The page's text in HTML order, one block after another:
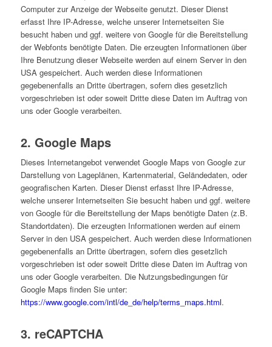
Computer zur Anzeige der Webseite genutzt. Dieser Dienst
erfasst Ihre IP-Adresse, welche unserer Internetseiten Sie
besucht haben und ggf. weitere von Google für die Bereitstellung
der Webfonts benötigte Daten. Die erzeugten Informationen über
Ihre Benutzung dieser Webseite werden auf einem Server in den
USA gespeichert. Auch werden diese Informationen
gegebenenfalls an Dritte übertragen, sofern dies gesetzlich
vorgeschrieben ist oder soweit Dritte diese Daten im Auftrag von
uns oder Google verarbeiten.
2. Google Maps
Dieses Internetangebot verwendet Google Maps von Google zur
Darstellung von Lageplänen, Kartenmaterial, Geländedaten, oder
geografischen Karten. Dieser Dienst erfasst Ihre IP-Adresse,
welche unserer Internetseiten Sie besucht haben und ggf. weitere
von Google für die Bereitstellung der Maps benötigte Daten (z.B.
Standortdaten). Die erzeugten Informationen werden auf einem
Server in den USA gespeichert. Auch werden diese Informationen
gegebenenfalls an Dritte übertragen, sofern dies gesetzlich
vorgeschrieben ist oder soweit Dritte diese Daten im Auftrag von
uns oder Google verarbeiten. Die Nutzungsbedingungen für
Google Maps finden Sie unter:
https://www.google.com/intl/de_de/help/terms_maps.html.
3. reCAPTCHA